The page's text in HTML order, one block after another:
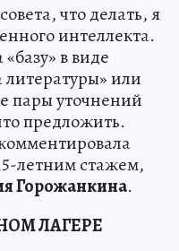
что делать, я
интеллекта.
в виде
литературы» или
пары уточнений
предложить.
летним стажем,
Горожанкина.
ЛАГЕРЕ